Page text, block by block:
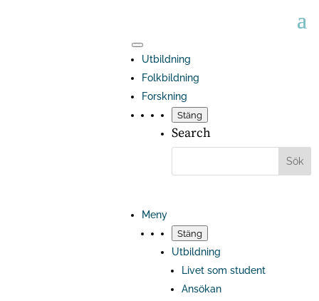
Utbildning
Folkbildning
Forskning
Stäng
Search
Meny
Stäng
Utbildning
Livet som student
Ansökan